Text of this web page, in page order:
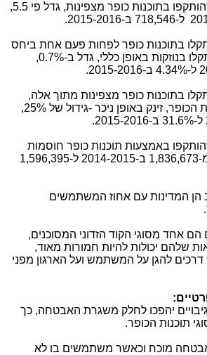
מספר המשתמשים, שהותקפו בתוכנות כופר מצפינות, גדל פי 5.5,
718,546 ב-2015-2016
.
בתוכנות כופר לפחות פעם אחת ביחס
לסך המשתמשים, שנתקלו בנוזקות באופן כללי, גדל ב-0.7%,
בתוכנות כופר מצפינות מתוך אלה,
שנתקלו ב-2 סוגי תוכנות הכופר, זינק באופן ניכר -גידול של 25%,
31.6% ב-2015-2016.
באמצעות תוכנות כופר חוסמות
1,836,673 ב-2014-2015 ל-1,596,395
הן המדינות עם אחוז המשתמשים
הם אחד מסוגי הקוד הזדוני המסוכנים,
שלהם יכולות להיות חמורות מאוד,
להגן על המשתמש ועל הארגון מפני
יהפכו לחלק משגרת האבטחה, כך
תוכנות הכופר.
מוכח וכאשר משתמשים בו לא